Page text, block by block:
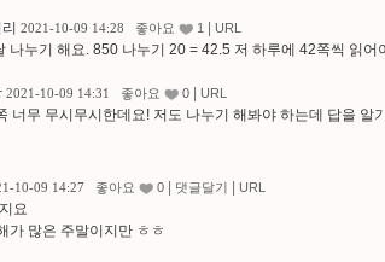
2021-10-09 14:28 좋아요 1 URL
나누기 해요. 850 나누기 20 = 42.5 저 하루에 42쪽씩 읽
2021-10-09 14:31 좋아요 0 URL
너무 무시무시한데요! 저도 나누기 해봐야 하는데 답을 알
10-09 14:27 좋아요 0 댓글달기 URL
요
가 많은 주말이지만 ㅎㅎ